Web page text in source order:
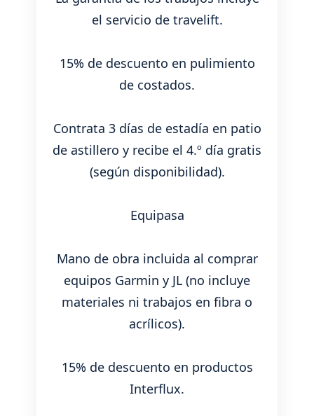
el servicio de travelift.
15% de descuento en pulimiento
de costados.
Contrata 3 días de estadía en patio
de astillero y recibe el 4.º día gratis
(según disponibilidad).
Equipasa
Mano de obra incluida al comprar
equipos Garmin y JL (no incluye
materiales ni trabajos en fibra o
acrílicos).
15% de descuento en productos
Interflux.